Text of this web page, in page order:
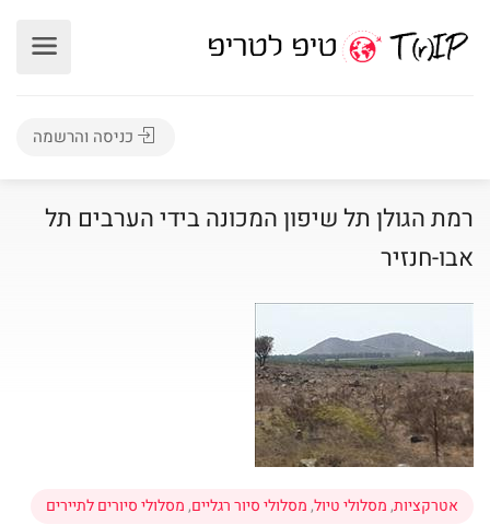
כניסה והרשמה
רמת הגולן תל שיפון המכונה בידי הערבים תל
אבו-חנזיר
אטרקציות,מסלולי טיול,מסלולי סיור רגליים,מסלולי סיורים לתיירים